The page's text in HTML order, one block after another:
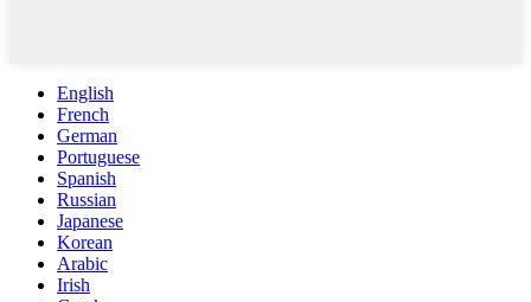
English
French
German
Portuguese
Spanish
Russian
Japanese
Korean
Arabic
Irish